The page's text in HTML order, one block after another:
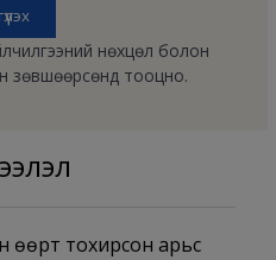
нөхцөл болон
зөвшөөрсөнд тооцно.
өөрт тохирсон арьс